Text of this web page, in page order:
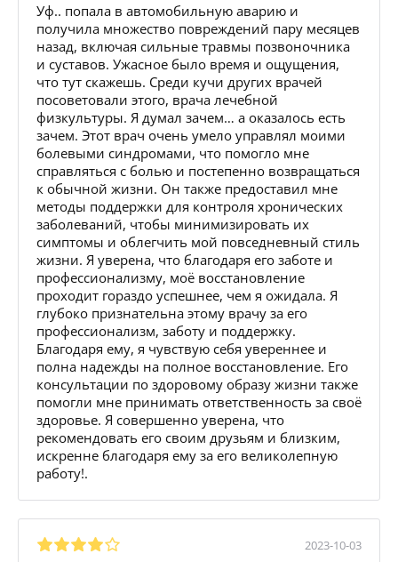
Уф.. попала в автомобильную аварию и
получила множество повреждений пару месяцев
назад, включая сильные травмы позвоночника
и суставов. Ужасное было время и ощущения,
что тут скажешь. Среди кучи других врачей
посоветовали этого, врача лечебной
физкультуры. Я думал зачем… а оказалось есть
зачем. Этот врач очень умело управлял моими
болевыми синдромами, что помогло мне
справляться с болью и постепенно возвращаться
к обычной жизни. Он также предоставил мне
методы поддержки для контроля хронических
заболеваний, чтобы минимизировать их
симптомы и облегчить мой повседневный стиль
жизни. Я уверена, что благодаря его заботе и
профессионализму, моё восстановление
проходит гораздо успешнее, чем я ожидала. Я
глубоко признательна этому врачу за его
профессионализм, заботу и поддержку.
Благодаря ему, я чувствую себя увереннее и
полна надежды на полное восстановление. Его
консультации по здоровому образу жизни также
помогли мне принимать ответственность за своё
здоровье. Я совершенно уверена, что
рекомендовать его своим друзьям и близким,
искренне благодаря ему за его великолепную
работу!.
2023-10-03